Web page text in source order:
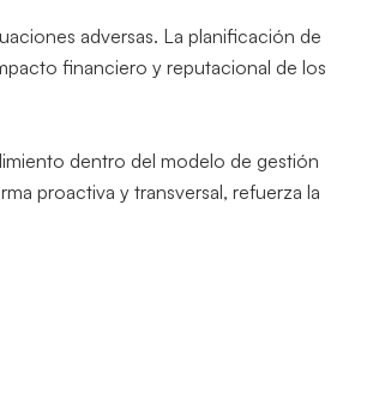
adversas. La planificación de
financiero y reputacional de los
dentro del modelo de gestión
proactiva y transversal, refuerza la